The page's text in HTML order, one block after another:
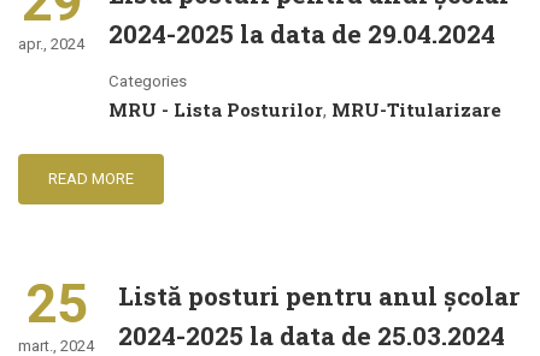
apr., 2024
2024-2025 la data de 29.04.2024
Categories
MRU - Lista Posturilor, MRU-Titularizare
READ MORE
25
mart., 2024
Listă posturi pentru anul şcolar
2024-2025 la data de 25.03.2024